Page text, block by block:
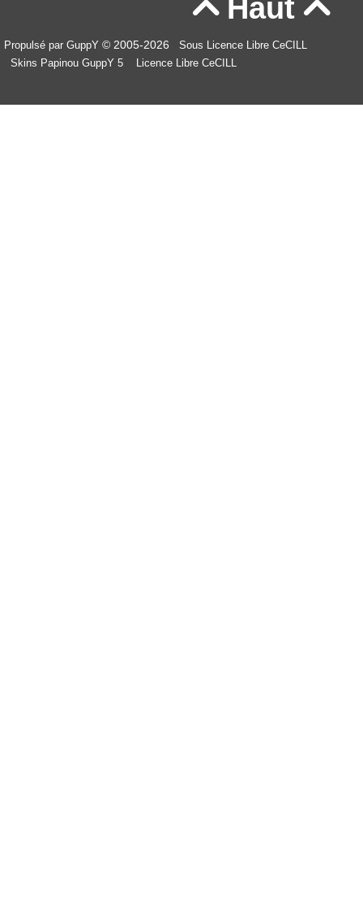
Haut
Propulsé par GuppY © 2005-2026
Sous Licence Libre CeCILL
Skins Papinou GuppY 5
Licence Libre CeCILL